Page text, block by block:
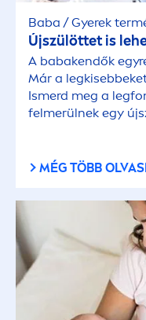
Baba / Gyerek
Újszülöttet is
A babakendők
Már a
Ismerd meg a
felmerülnek egy
MÉG TÖBB